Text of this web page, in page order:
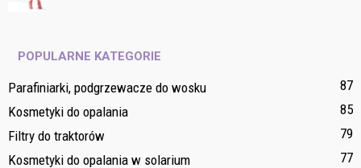
POPULARNE KATEGORIE
Parafiniarki, podgrzewacze do wosku
87
Kosmetyki do opalania
85
Filtry do traktorów
79
Kosmetyki do opalania w solarium
77